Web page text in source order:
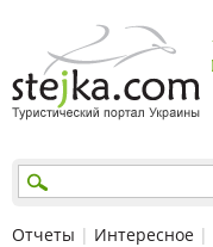
Отчеты | Интересное |